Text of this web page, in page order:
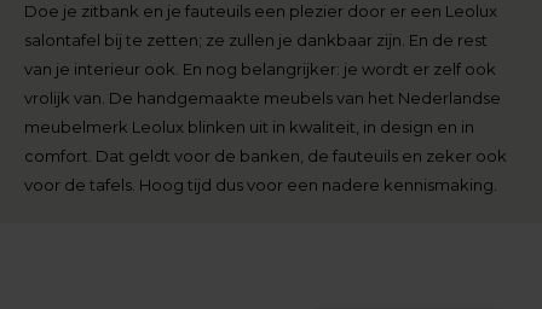
Doe je zitbank en je fauteuils een plezier door er een Leolux
salontafel bij te zetten; ze zullen je dankbaar zijn. En de rest
van je interieur ook. En nog belangrijker: je wordt er zelf ook
vrolijk van. De handgemaakte meubels van het Nederlandse
meubelmerk Leolux blinken uit in kwaliteit, in design en in
comfort. Dat geldt voor de banken, de fauteuils en zeker ook
voor de tafels. Hoog tijd dus voor een nadere kennismaking.